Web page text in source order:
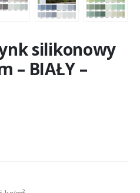
silikonowy
– BIAŁY –